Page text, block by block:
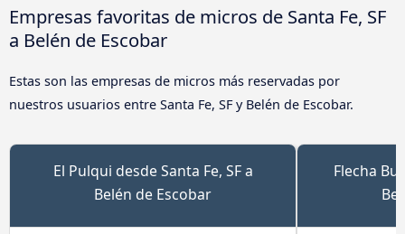
Empresas favoritas de micros de Santa Fe, SF
a Belén de Escobar
Estas son las empresas de micros más reservadas por
nuestros usuarios entre Santa Fe, SF y Belén de Escobar.
El Pulqui desde Santa Fe, SF a
Belén de Escobar
Flecha